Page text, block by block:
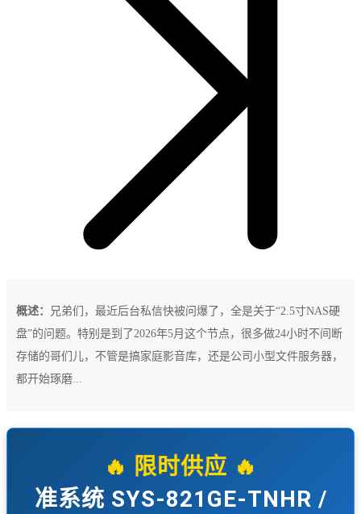
概述：
兄弟们，最近后台私信快被问爆了，全是关于“2.5寸NAS硬
盘”的问题。特别是到了2026年5月这个节点，很多做24小时不间断
存储的哥们儿，不管是搞家庭影音库，还是公司小型文件服务器，
都开始琢磨...
🔥 限时供应 🔥
准系统 SYS-821GE-TNHR /